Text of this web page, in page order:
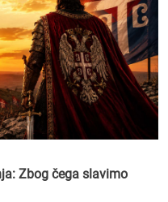
Zbog čega slavimo